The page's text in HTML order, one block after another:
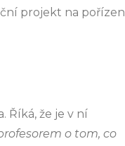
projekt na
Říká, že je v ní
o tom, co